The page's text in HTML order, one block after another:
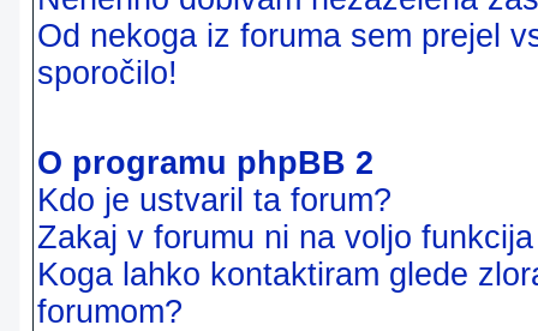
Od nekoga iz foruma sem prejel
sporočilo!
O programu phpBB 2
Kdo je ustvaril ta forum?
Zakaj v forumu ni na voljo
Koga lahko kontaktiram glede
forumom?